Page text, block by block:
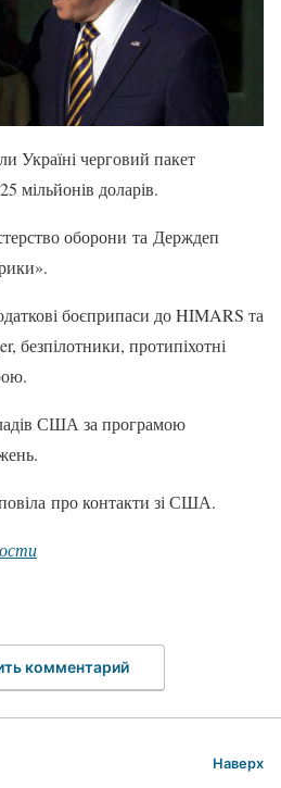
Україні черговий пакет
мільйонів доларів.
оборони та Держдеп
боєприпаси до HIMARS та
безпілотники, протипіхотні
США за програмою
про контакти зі США.
комментарий
Наверх